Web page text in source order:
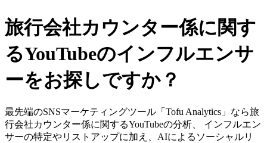
旅行会社カウンター係に関す
るYouTubeのインフルエンサ
ーをお探しですか？
最先端のSNSマーケティングツール「Tofu Analytics」なら旅
行会社カウンター係に関するYouTubeの分析、 インフルエン
サーの特定やリストアップに加え、AIによるソーシャルリ